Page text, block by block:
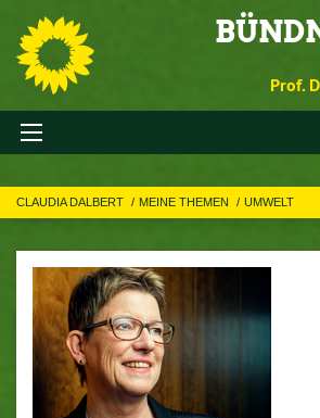
Prof.
CLAUDIA DALBERT MEINE THEMEN UMWELT